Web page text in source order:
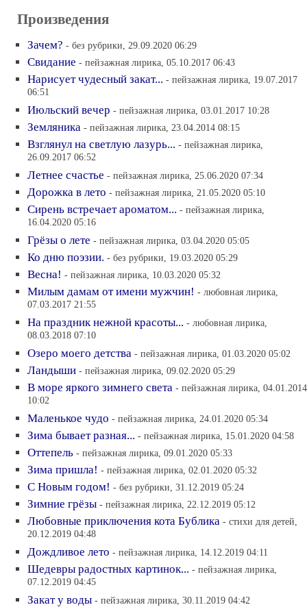
Произведения
Зачем? - без рубрики, 29.09.2020 06:29
Свидание - пейзажная лирика, 05.10.2017 06:43
Нарисует чудесный закат... - пейзажная лирика, 19.07.2017
06:51
Июльский вечер - пейзажная лирика, 03.01.2017 10:28
Земляника - пейзажная лирика, 23.04.2014 08:15
Взглянул на светлую лазурь... - пейзажная лирика,
26.09.2017 06:52
Летнее счастье - пейзажная лирика, 25.06.2020 07:34
Дорожка в лето - пейзажная лирика, 21.05.2020 05:10
Сирень встречает ароматом... - пейзажная лирика,
16.04.2020 05:16
Грёзы о лете - пейзажная лирика, 03.04.2020 05:05
Ко дню поэзии. - без рубрики, 19.03.2020 05:29
Весна! - пейзажная лирика, 10.03.2020 05:32
Милым дамам от имени мужчин! - любовная лирика,
07.03.2017 21:55
На праздник нежной красоты... - любовная лирика,
08.03.2018 07:10
Озеро моего детства - пейзажная лирика, 01.03.2020 05:02
Ландыши - пейзажная лирика, 09.02.2020 05:29
В море яркого зимнего света - пейзажная лирика, 04.01.2014
10:02
Маленькое чудо - пейзажная лирика, 24.01.2020 05:34
Зима бывает разная... - пейзажная лирика, 15.01.2020 04:58
Оттепель - пейзажная лирика, 09.01.2020 05:33
Зима пришла! - пейзажная лирика, 02.01.2020 05:32
С Новым годом! - без рубрики, 31.12.2019 05:24
Зимние грёзы - пейзажная лирика, 22.12.2019 05:12
Любовные приключения кота Бублика - стихи для детей,
20.12.2019 04:48
Дождливое лето - пейзажная лирика, 14.12.2019 04:11
Шедевры радостных картинок... - пейзажная лирика,
07.12.2019 04:45
Закат у воды - пейзажная лирика, 30.11.2019 04:42